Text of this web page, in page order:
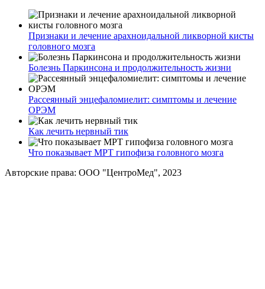
Признаки и лечение арахноидальной ликворной кисты
головного мозга
Болезнь Паркинсона и продолжительность жизни
Рассеянный энцефаломиелит: симптомы и лечение
ОРЭМ
Как лечить нервный тик
Что показывает МРТ гипофиза головного мозга
Авторские права: ООО "ЦентроМед", 2023